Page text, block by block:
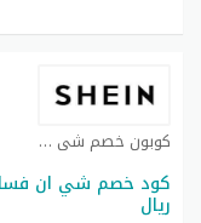
كوبون خصم شي ان كوبون
ريال